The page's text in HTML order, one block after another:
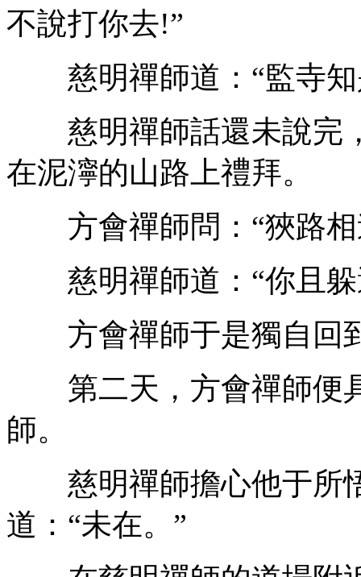
不說打你去!”
慈明禪師道：“監寺知
慈明禪師話還未說完
在泥濘的山路上禮拜。
方會禪師問：“狹路相
慈明禪師道：“你且躲
方會禪師于是獨自回
第二天，方會禪師便
師。
慈明禪師擔心他于所
道：“未在。”